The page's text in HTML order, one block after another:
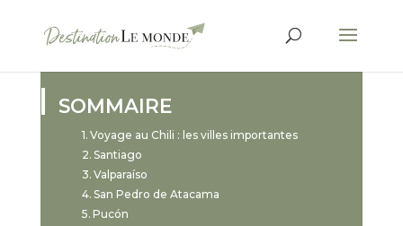
SOMMAIRE
Voyage au Chili : les villes importantes
Santiago
Valparaíso
San Pedro de Atacama
Pucón